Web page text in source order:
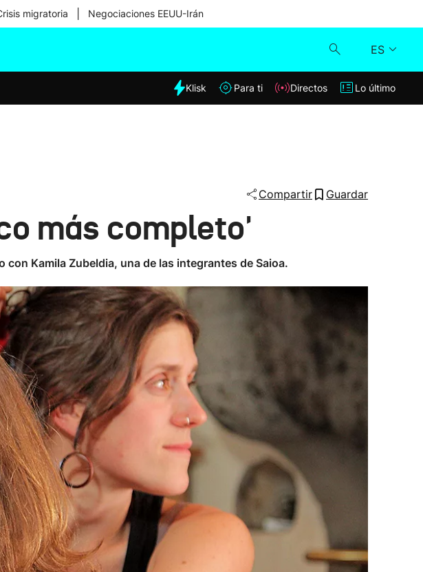
migratoria Negociaciones EEUU-Irán
ES
Klisk
Klisk Para ti Directos Lo último
Compartir Guardar
más completo'
Kamila Zubeldia, una de las integrantes de Saioa.